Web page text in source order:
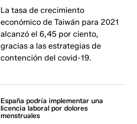
La tasa de crecimiento
económico de Taiwán para 2021
alcanzó el 6,45 por ciento,
gracias a las estrategias de
contención del covid-19.
España podría implementar una
licencia laboral por dolores
menstruales